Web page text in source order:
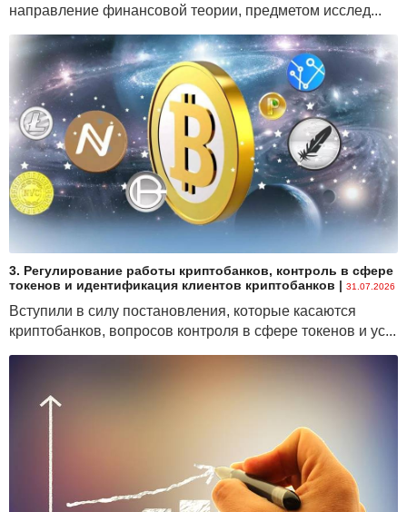
направление финансовой теории, предметом исслед...
3. Регулирование работы криптобанков, контроль в сфере
токенов и идентификация клиентов криптобанков | 31.07.2026
Вступили в силу постановления, которые касаются
криптобанков, вопросов контроля в сфере токенов и ус...